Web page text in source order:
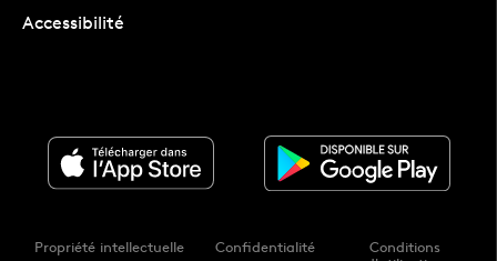
Accessibilité
Propriété intellectuelle Confidentialité
Conditions